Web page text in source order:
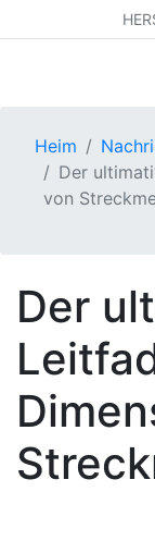
Heim
Der
von
Der